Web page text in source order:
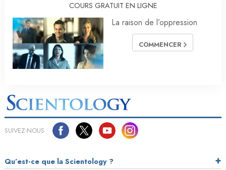
COURS GRATUIT EN LIGNE
La raison de l’oppression
COMMENCER
SUIVEZ-NOUS
Qu’est-ce que la Scientology ?